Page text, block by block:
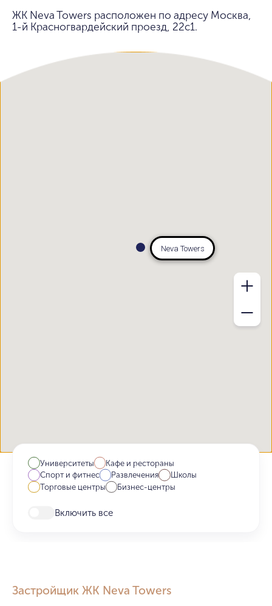
ЖК Neva Towers расположен по адресу Москва,
1-й Красногвардейский проезд, 22с1.
Neva Towers
Университеты
Кафе и рестораны
Спорт и фитнес
Развлечения
Школы
Торговые центры
Бизнес-центры
Включить все
Застройщик ЖК Neva Towers